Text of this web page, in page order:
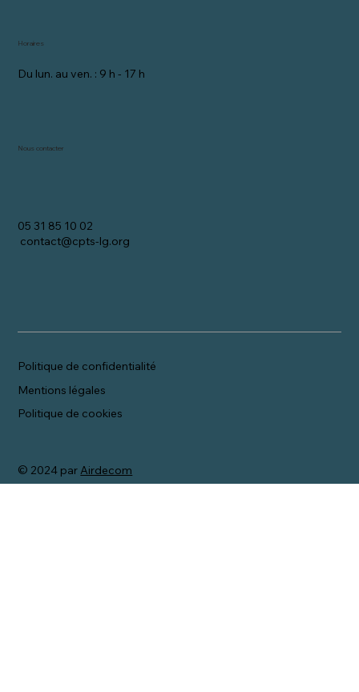
Du lun. au ven. : 9 h - 17 h
Horaires
05 31 85 10 02
contact@cpts-lg.org
Nous contacter
© 2024 par Airdecom
Politique de confidentialité
Mentions légales
Politique de cookies